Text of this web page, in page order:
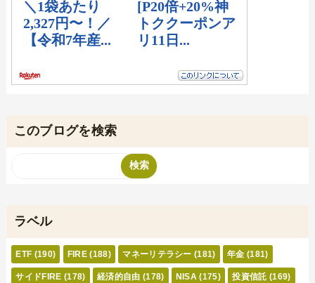
このブログを検索
ラベル
ETF (190) FIRE (188) マネーリテラシー (181) 年金 (181)
サイドFIRE (178) 経済的自由 (178) NISA (175) 投資信託 (169)